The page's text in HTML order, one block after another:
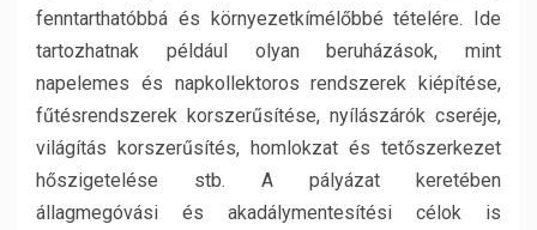
fenntarthatóbbá és környezetkímélőbbé tételére. Ide
tartozhatnak például olyan beruházások, mint
napelemes és napkollektoros rendszerek kiépítése,
fűtésrendszerek korszerűsítése, nyílászárók cseréje,
világítás korszerűsítés, homlokzat és tetőszerkezet
hőszigetelése stb. A pályázat keretében
állagmegóvási és akadálymentesítési célok is